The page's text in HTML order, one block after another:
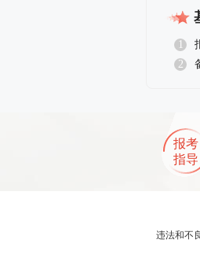
1
2
报考
指导
违法和不